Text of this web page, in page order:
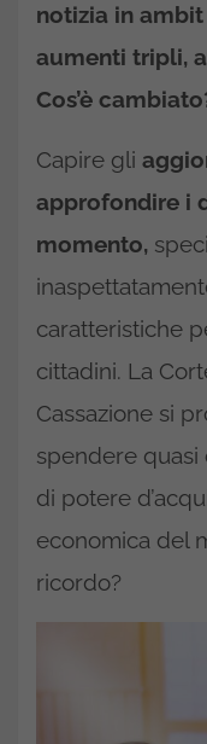
notizia in
aumenti tripli,
Cos’è
Capire gli
approfondire i
momento,
caratteristiche
cittadini. La
Cassazione si
spendere quasi
di potere
economica del
ricordo?